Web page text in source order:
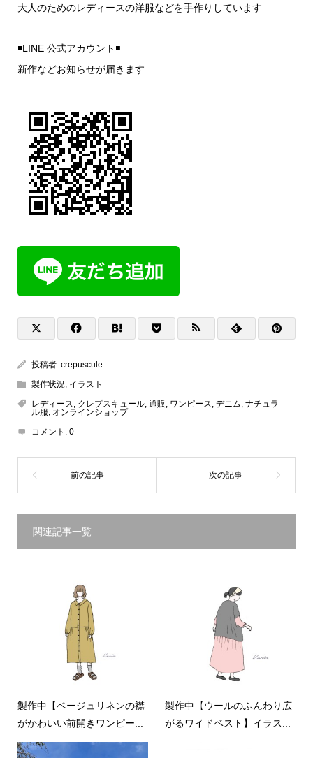
大人のためのレディースの洋服などを手作りしています
◾LINE 公式アカウント◾
新作などお知らせが届きます
投稿者: crepuscule
製作状況, イラスト
レディース, クレプスキュール, 通販 , ワンピース, デニム, ナチュラ
ル服, オンラインショップ
コメント: 0
関連記事一覧
製作中【ベージュリネンの襟
がかわいい前開きワンピー...
製作中【ウールのふんわり広
がるワイドベスト】イラス...